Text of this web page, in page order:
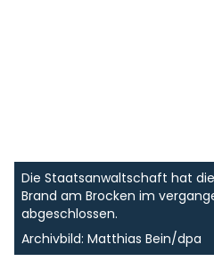
Die Staatsanwaltschaft hat
Brand am Brocken im
abgeschlossen.
Archivbild: Matthias Bein/dpa